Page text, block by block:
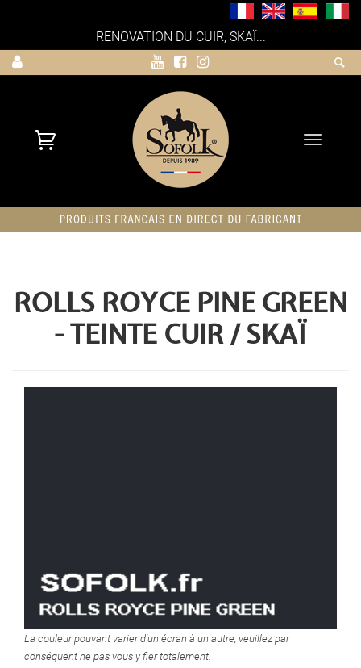
RENOVATION DU CUIR, SKAÏ...
Toggle
ROLLS ROYCE PINE GREEN
- TEINTE CUIR / SKAÏ
La couleur pouvant varier d'un écran à un autre, veuillez par
conséquent ne pas vous y fier totalement.